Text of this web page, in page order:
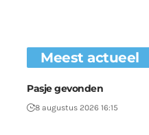
Meest actueel
Pasje gevonden
8 augustus 2026 16:15